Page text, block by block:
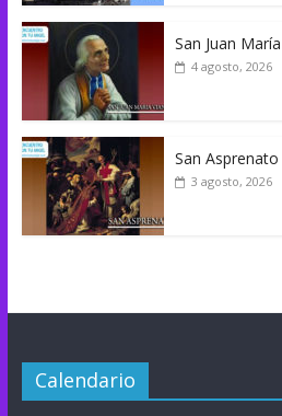
San Juan
4 agosto, 2026
San Asprenato
3 agosto, 2026
Calendario